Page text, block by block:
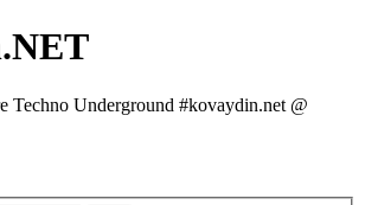
Techno Underground #kovaydin.net @